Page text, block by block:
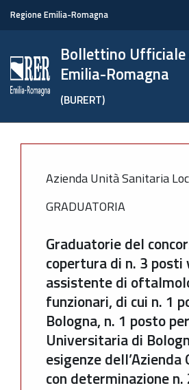
Regione Emilia-Romagna
Bollettino Ufficiale
Emilia-Romagna
(BURERT)
Azienda Unità Sanitaria
GRADUATORIA
Graduatorie del
copertura di n. 3
assistente di
funzionari, di cui n. 1
Bologna, n. 1 posto
Universitaria di
esigenze
con determinazione